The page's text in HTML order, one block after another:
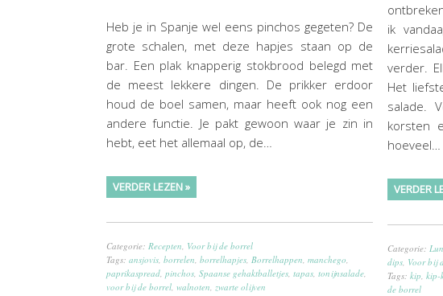
Heb je in Spanje wel eens pinchos gegeten? De
grote schalen, met deze hapjes staan op de
bar. Een plak knapperig stokbrood belegd met
de meest lekkere dingen. De prikker erdoor
houd de boel samen, maar heeft ook nog een
andere functie. Je pakt gewoon waar je zin in
hebt, eet het allemaal op, de…
VERDER LEZEN »
Categorie: Recepten Voor bij de borrel
Tags: ansjovis borrelen borrelhapjes Borrelhappen manchego
paprikaspread pinchos Spaanse gehaktballetjes tapas tonijnsalade
voor bij de borrel walnoten zwarte olijven
ik
verder.
Het
salade.
korsten
hoeveel…
VERDER
Categorie:
dips, Voor bij
Tags: kip kip-
de borrel